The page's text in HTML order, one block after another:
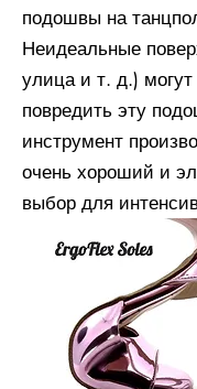
подошвы на
Неидеальные
улица и т. д.)
повредить эту
инструмент
очень хороший и
выбор для